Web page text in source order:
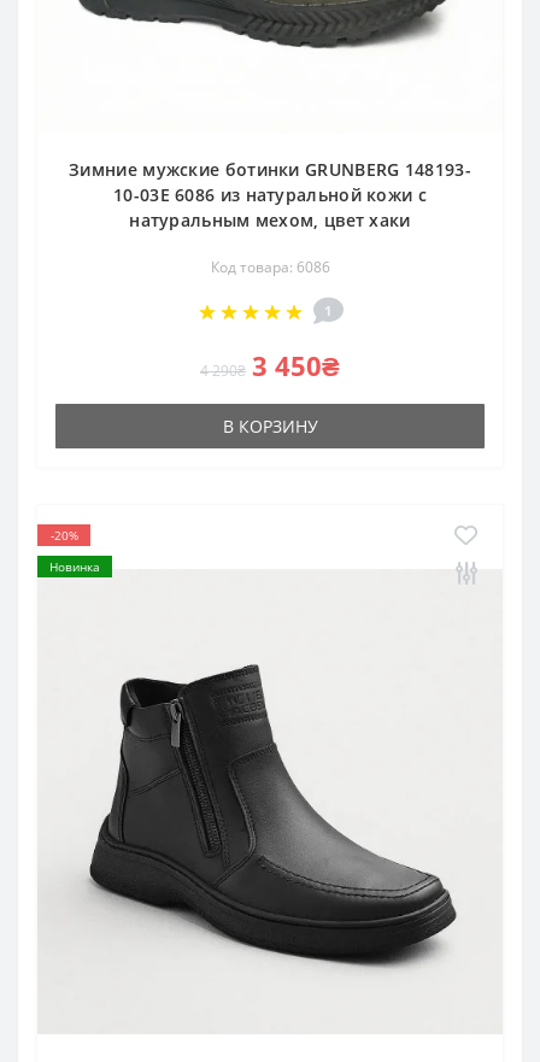
Зимние мужские ботинки GRUNBERG 148193-
10-03E 6086 из натуральной кожи с
натуральным мехом, цвет хаки
Код товара: 6086
1
4 290₴ 3 450₴
В КОРЗИНУ
-20%
Новинка